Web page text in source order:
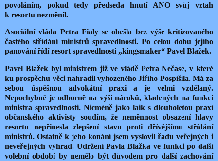
povoláním, pokud tedy předseda hnutí ANO svůj vztah
k resortu nezměnil.
Asociální vláda Petra Fialy se obešla bez výše kritizovaného
častého střídání ministrů spravedlnosti. Po celou dobu jejího
panování řídí resort spravedlnosti „kingsmaker“ Pavel Blažek.
Pavel Blažek byl ministrem již ve vládě Petra Nečase, v které
ku prospěchu věci nahradil vyhozeného Jiřího Pospíšila. Má za
sebou úspěšnou advokátní praxi a je velmi vzdělaný.
Nepochybně je odborně na výši nároků, kladených na funkci
ministra spravedlnosti. Nicméně jako laik s dlouholetou praxí
občanského aktivisty soudím, že neměnnost obsazení hlavy
resortu nepřinesla zlepšení stavu proti dřívějšímu střídání
ministrů. Ostatně k jeho konání jsem vyslovil řadu veřejných i
neveřejných výhrad. Udržení Pavla Blažka ve funkci po další
volební období by nemělo být důvodem pro další zachování